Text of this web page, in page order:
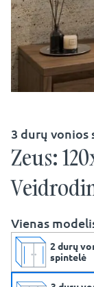
3 durų vonios
Zeus:
Vienas
2 durų
spintelė